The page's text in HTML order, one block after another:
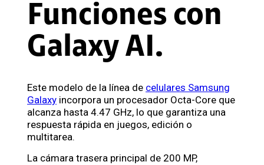
Funciones con
Galaxy AI.
Este modelo de la línea de celulares Samsung
Galaxy incorpora un procesador Octa-Core que
alcanza hasta 4.47 GHz, lo que garantiza una
respuesta rápida en juegos, edición o
multitarea.
La cámara trasera principal de 200 MP,